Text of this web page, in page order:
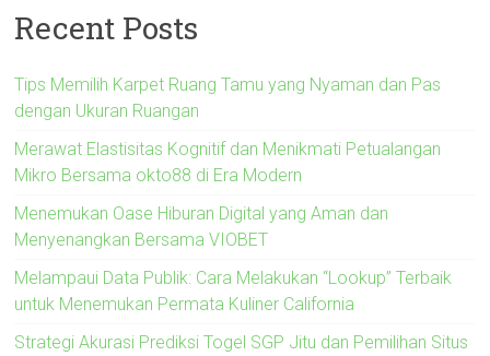
Recent Posts
Tips Memilih Karpet Ruang Tamu yang Nyaman dan Pas
dengan Ukuran Ruangan
Merawat Elastisitas Kognitif dan Menikmati Petualangan
Mikro Bersama okto88 di Era Modern
Menemukan Oase Hiburan Digital yang Aman dan
Menyenangkan Bersama VIOBET
Melampaui Data Publik: Cara Melakukan “Lookup” Terbaik
untuk Menemukan Permata Kuliner California
Strategi Akurasi Prediksi Togel SGP Jitu dan Pemilihan Situs